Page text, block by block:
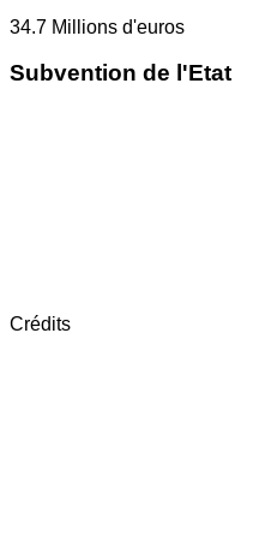
34.7 Millions d'euros
Subvention de l'Etat
Crédits